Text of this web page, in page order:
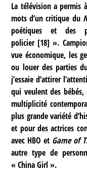
La télévision a permis
mots d’un critique du
poétiques et des
policier[18] ».
vue économique, les
ou louer des parties
j’essaie d’attirer
qui veulent des bébés,
multiplicité
plus grande variété
et pour des actrices
avec HBO et Game of
autre type de
« China Girl ».